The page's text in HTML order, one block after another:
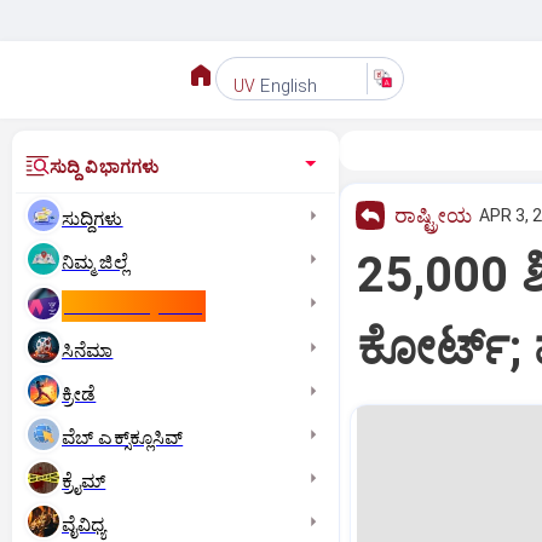
UV English
ಸುದ್ದಿ ವಿಭಾಗಗಳು
ಸುದ್ದಿಗಳು
ನಿಮ್ಮ ಜಿಲ್ಲೆ
ಸಿನೆಮಾ
ಕ್ರೀಡೆ
ವೆಬ್ ಎಕ್ಸ್‌ಕ್ಲೂಸಿವ್
ಕ್ರೈಮ್
ವೈವಿಧ್ಯ
ರಾಷ್ಟ್ರೀಯ APR 3,
25,000
ಕೋರ್ಟ್;